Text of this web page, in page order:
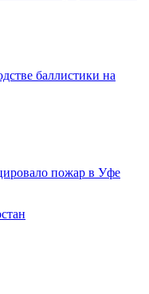
баллистики на
пожар в Уфе